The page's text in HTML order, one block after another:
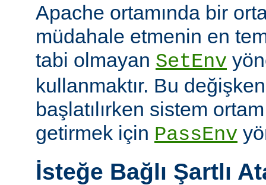
Apache ortamında bir
müdahale etmenin en
tabi olmayan SetEnv
kullanmaktır. Bu
başlatılırken sistem
getirmek için PassEnv
İsteğe Bağlı Şartlı